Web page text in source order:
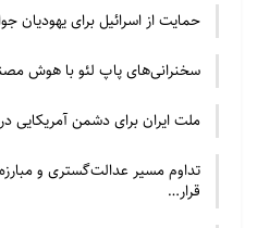
حمایت از اسرائیل برای یهودیان
سخنرانی‌های پاپ لئو با هوش
ملت ایران برای دشمن
تداوم مسیر عدالت‌گستری و
قرار…